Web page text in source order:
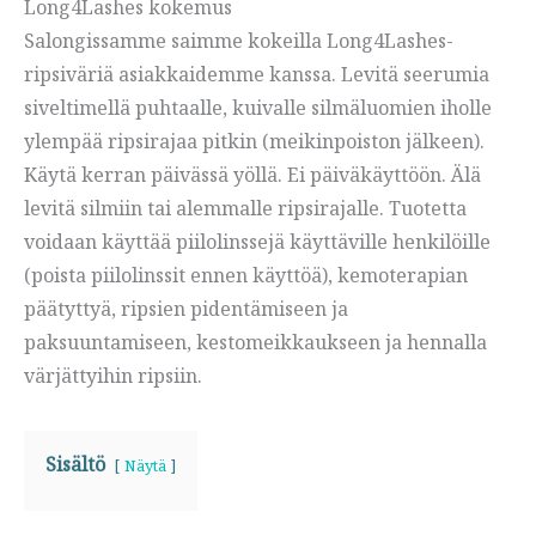
Long4Lashes kokemus
Salongissamme saimme kokeilla Long4Lashes-
ripsiväriä asiakkaidemme kanssa. Levitä seerumia
siveltimellä puhtaalle, kuivalle silmäluomien iholle
ylempää ripsirajaa pitkin (meikinpoiston jälkeen).
Käytä kerran päivässä yöllä. Ei päiväkäyttöön. Älä
levitä silmiin tai alemmalle ripsirajalle. Tuotetta
voidaan käyttää piilolinssejä käyttäville henkilöille
(poista piilolinssit ennen käyttöä), kemoterapian
päätyttyä, ripsien pidentämiseen ja
paksuuntamiseen, kestomeikkaukseen ja hennalla
värjättyihin ripsiin.
Sisältö Näytä